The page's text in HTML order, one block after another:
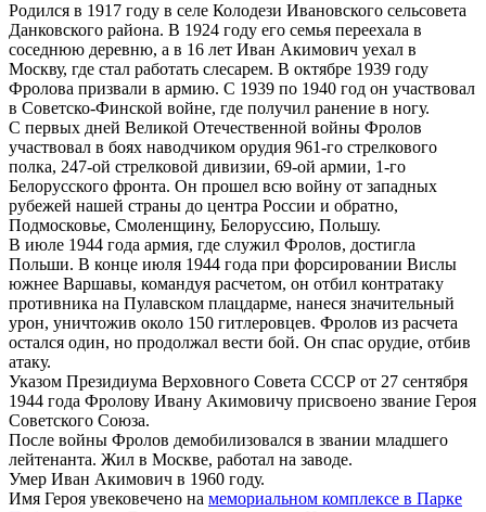
Родился в 1917 году в селе Колодези Ивановского сельсовета
Данковского района. В 1924 году его семья переехала в
соседнюю деревню, а в 16 лет Иван Акимович уехал в
Москву, где стал работать слесарем. В октябре 1939 году
Фролова призвали в армию. С 1939 по 1940 год он участвовал
в Советско-Финской войне, где получил ранение в ногу.
С первых дней Великой Отечественной войны Фролов
участвовал в боях наводчиком орудия 961-го стрелкового
полка, 247-ой стрелковой дивизии, 69-ой армии, 1-го
Белорусского фронта. Он прошел всю войну от западных
рубежей нашей страны до центра России и обратно,
Подмосковье, Смоленщину, Белоруссию, Польшу.
В июле 1944 года армия, где служил Фролов, достигла
Польши. В конце июля 1944 года при форсировании Вислы
южнее Варшавы, командуя расчетом, он отбил контратаку
противника на Пулавском плацдарме, нанеся значительный
урон, уничтожив около 150 гитлеровцев. Фролов из расчета
остался один, но продолжал вести бой. Он спас орудие, отбив
атаку.
Указом Президиума Верховного Совета СССР от 27 сентября
1944 года Фролову Ивану Акимовичу присвоено звание Героя
Советского Союза.
После войны Фролов демобилизовался в звании младшего
лейтенанта. Жил в Москве, работал на заводе.
Умер Иван Акимович в 1960 году.
Имя Героя увековечено на мемориальном комплексе в Парке